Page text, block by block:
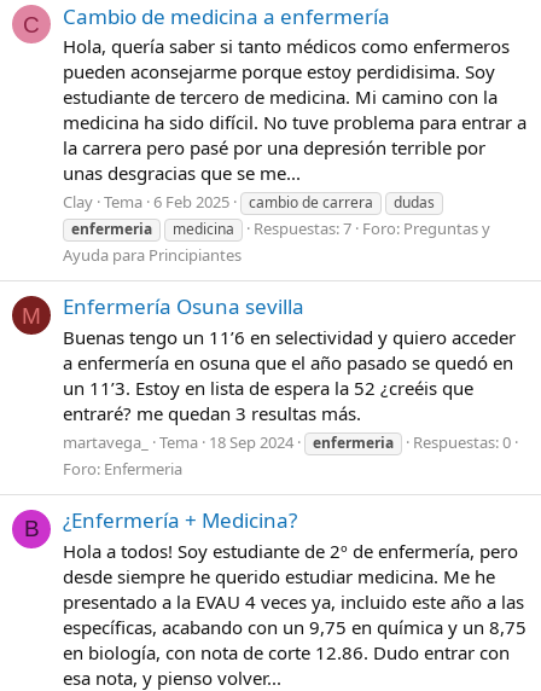
C Cambio de medicina a enfermería
Hola, quería saber si tanto médicos como enfermeros
pueden aconsejarme porque estoy perdidisima. Soy
estudiante de tercero de medicina. Mi camino con la
medicina ha sido difícil. No tuve problema para entrar a
la carrera pero pasé por una depresión terrible por
unas desgracias que se me...
Clay Tema 6 Feb 2025 cambio de carrera
dudas
enfermeria
medicina Respuestas: 7 Foro: Preguntas y
Ayuda para Principiantes
M Enfermería Osuna sevilla
Buenas tengo un 11’6 en selectividad y quiero acceder
a enfermería en osuna que el año pasado se quedó en
un 11’3. Estoy en lista de espera la 52 ¿creéis que
entraré? me quedan 3 resultas más.
martavega_ Tema 18 Sep 2024 enfermeria
Respuestas: 0
Foro: Enfermeria
B ¿Enfermería + Medicina?
Hola a todos! Soy estudiante de 2º de enfermería, pero
desde siempre he querido estudiar medicina. Me he
presentado a la EVAU 4 veces ya, incluido este año a las
específicas, acabando con un 9,75 en química y un 8,75
en biología, con nota de corte 12.86. Dudo entrar con
esa nota, y pienso volver...